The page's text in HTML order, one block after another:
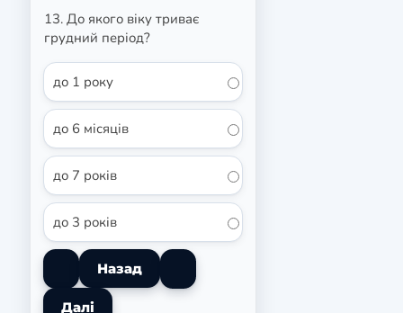
13. До якого віку триває
грудний період?
до 1 року
до 6 місяців
до 7 років
до 3 років